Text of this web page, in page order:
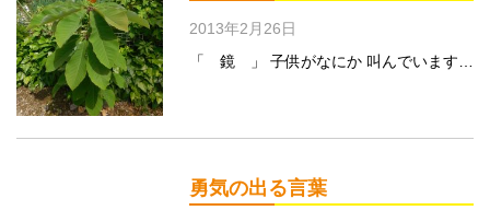
2013年2月26日
「 鏡 」 子供がなにか 叫んでいます…
勇気の出る言葉